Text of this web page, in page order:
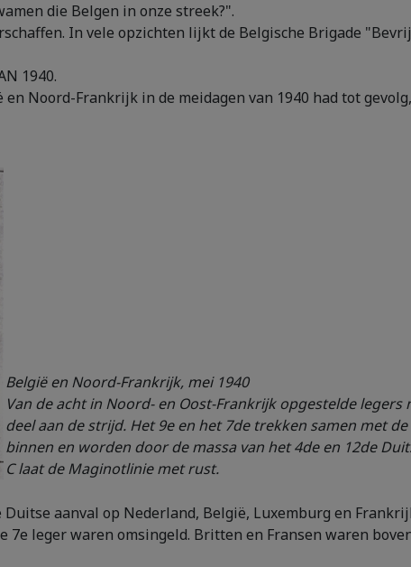
die Belgen in onze streek?".
In vele opzichten lijkt de Belgische Brigade
1940.
Noord-Frankrijk in de meidagen van 1940 had tot
België en Noord-Frankrijk, mei 1940
Van de acht in Noord- en Oost-Frankrijk opgestelde
deel aan de strijd. Het 9e en het 7de trekken samen met
binnen en worden door de massa van het 4de en 12de
C laat de Maginotlinie met rust.
aanval op Nederland, België, Luxemburg en
7e leger waren omsingeld. Britten en Fransen waren